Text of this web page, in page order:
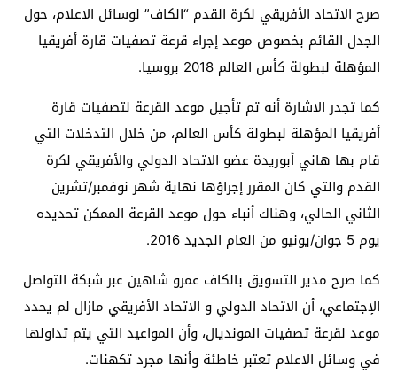
صرح الاتحاد الأفريقي لكرة القدم “الكاف” لوسائل الاعلام، حول
الجدل القائم بخصوص موعد إجراء قرعة تصفيات قارة أفريقيا
المؤهلة لبطولة كأس العالم 2018 بروسيا.
كما تجدر الاشارة أنه تم تأجيل موعد القرعة لتصفيات قارة
أفريقيا المؤهلة لبطولة كأس العالم، من خلال التدخلات التي
قام بها هاني أبوريدة عضو الاتحاد الدولي والأفريقي لكرة
القدم والتي كان المقرر إجراؤها نهاية شهر نوفمبر/تشرين
الثاني الحالي، وهناك أنباء حول موعد القرعة الممكن تحديده
يوم 5 جوان/يونيو من العام الجديد 2016.
كما صرح مدير التسويق بالكاف عمرو شاهين عبر شبكة التواصل
الإجتماعي، أن الاتحاد الدولي و الاتحاد الأفريقي مازال لم يحدد
موعد لقرعة تصفيات المونديال، وأن المواعيد التي يتم تداولها
في وسائل الاعلام تعتبر خاطئة وأنها مجرد تكهنات.